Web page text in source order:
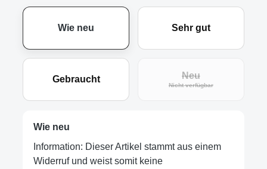
Wie neu Sehr gut
Gebraucht Neu
Nicht verfügbar(Diese Option ist
Wie neu
Information: Dieser Artikel stammt aus einem
Widerruf und weist somit keine